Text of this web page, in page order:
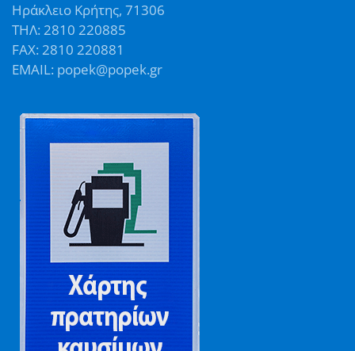
Ηράκλειο Κρήτης, 71306
ΤΗΛ: 2810 220885
FAX: 2810 220881
EMAIL: popek@popek.gr